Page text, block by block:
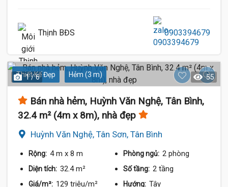
Thịnh BĐS 0903394679
Thiết Kế Đẹp Hẻm (3 m)
1 / 6 55
Bán nhà hẻm, Huỳnh Văn Nghệ, Tân Bình,
32.4 m² (4m x 8m), nhà đẹp
Huỳnh Văn Nghệ, Tân Sơn, Tân Bình
Rộng: 4 m x 8 m Phòng ngủ: 2 phòng
Diện tích: 32.4 m² Số tầng: 2 tầng
Giá/m²: 129 triệu/m² Hướng: Tây